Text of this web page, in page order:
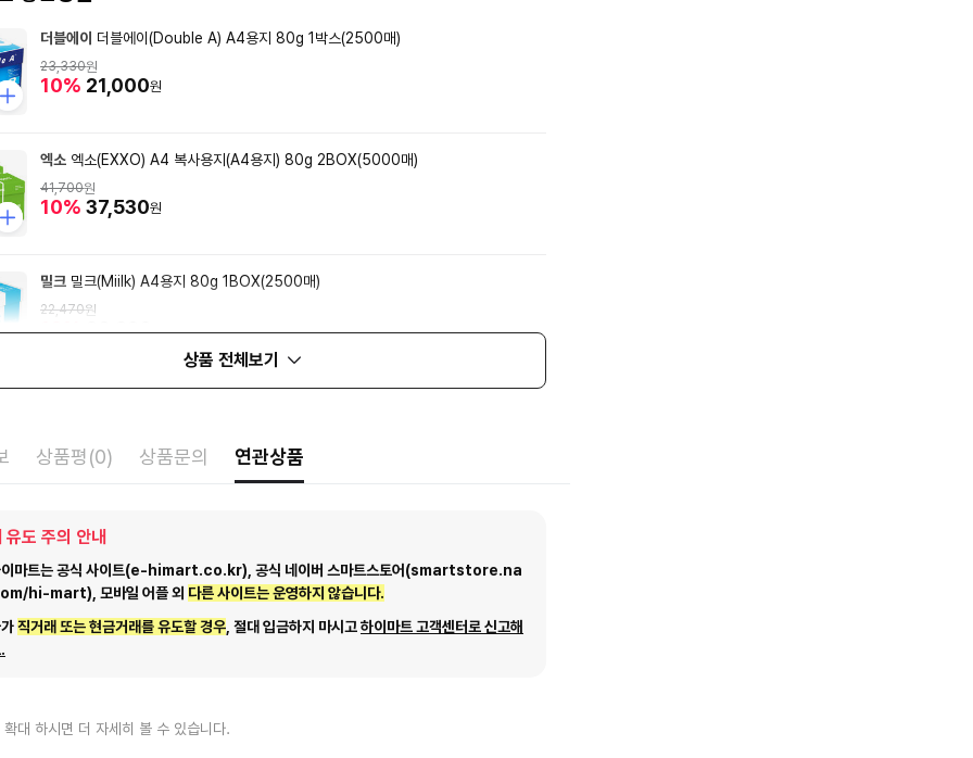
더블에이 더블에이(Double A) A4용지 80g 1박스(2500매)
23,330원
10% 21,000원
엑소 엑소(EXXO) A4 복사용지(A4용지) 80g 2BOX(5000매)
41,700원
10% 37,530원
밀크 밀크(Miilk) A4용지 80g 1BOX(2500매)
22,470원
10%20,220원
상품 전체보기
상품평(0) 상품문의 연관상품
유도 주의 안내
이마트는 공식 사이트(e-himart.co.kr), 공식 네이버 스마트스토어(smartstore.na
hi-mart), 모바일 어플 외 다른 사이트는 운영하지 않습니다.
직거래 또는 현금거래를 유도할 경우 , 절대 입금하지 마시고하이마트 고객센터로 신고해
대 하시면 더 자세히 볼 수 있습니다.